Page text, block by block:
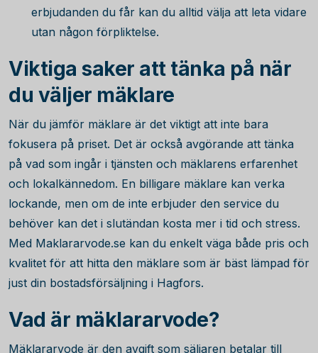
erbjudanden du får kan du alltid välja att leta vidare
utan någon förpliktelse.
Viktiga saker att tänka på när
du väljer mäklare
När du jämför mäklare är det viktigt att inte bara
fokusera på priset. Det är också avgörande att tänka
på vad som ingår i tjänsten och mäklarens erfarenhet
och lokalkännedom. En billigare mäklare kan verka
lockande, men om de inte erbjuder den service du
behöver kan det i slutändan kosta mer i tid och stress.
Med Maklararvode.se kan du enkelt väga både pris och
kvalitet för att hitta den mäklare som är bäst lämpad för
just din bostadsförsäljning i Hagfors.
Vad är mäklararvode?
Mäklararvode är den avgift som säljaren betalar till